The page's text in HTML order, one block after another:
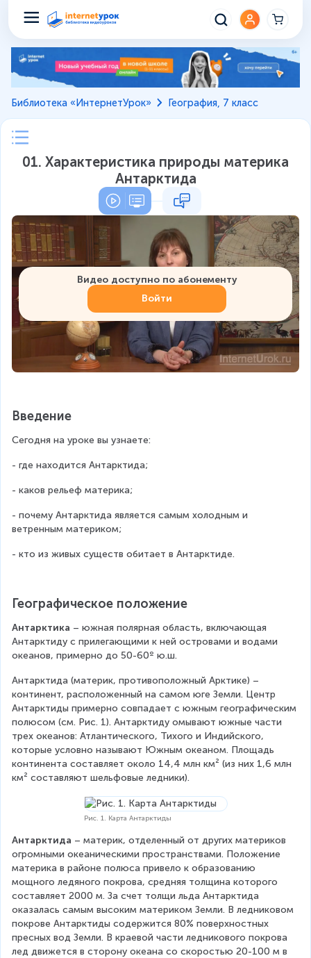
Библиотека «ИнтернетУрок» География, 7 класс
01. Характеристика природы материка
Антарктида
Видео доступно по абонементу
Войти
Введение
Сегодня на уроке вы узнаете:
- где находится Антарктида;
- каков рельеф материка;
- почему Антарктида является самым холодным и
ветренным материком;
- кто из живых существ обитает в Антарктиде.
Географическое положение
Антарктика – южная полярная область, включающая
Антарктиду с прилегающими к ней островами и водами
океанов, примерно до 50-60º ю.ш.
Антарктида (материк, противоположный Арктике) –
континент, расположенный на самом юге Земли. Центр
Антарктиды примерно совпадает с южным географическим
полюсом (см. Рис. 1). Антарктиду омывают южные части
трех океанов: Атлантического, Тихого и Индийского,
которые условно называют Южным океаном. Площадь
континента составляет около 14,4 млн км² (из них 1,6 млн
км² составляют шельфовые ледники).
Рис. 1. Карта Антарктиды
Антарктида – материк, отделенный от других материков
огромными океаническими пространствами. Положение
материка в районе полюса привело к образованию
мощного ледяного покрова, средняя толщина которого
составляет 2000 м. За счет толщи льда Антарктида
оказалась самым высоким материком Земли. В ледниковом
покрове Антарктиды содержится 80% поверхностных
пресных вод Земли. В краевой части ледникового покрова
лед движется в сторону океана со скоростью 20-100 м в